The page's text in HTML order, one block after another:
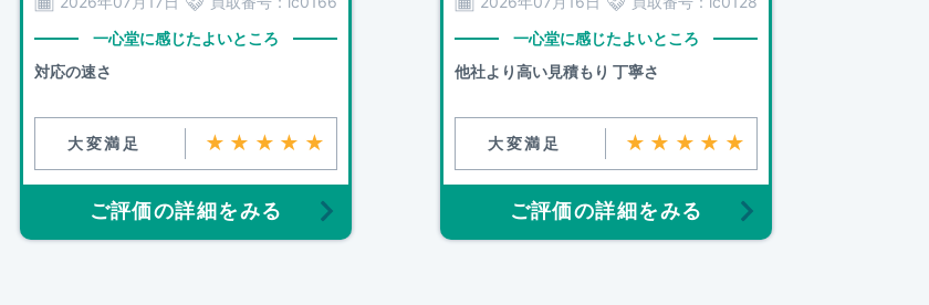
一心堂に感じたよいところ
対応の速さ
大変満足 ★★★★★
ご評価の詳細をみる
一心堂に感じたよいところ
他社より高い見積もり 丁寧さ
大変満足 ★★★★★
ご評価の詳細をみる